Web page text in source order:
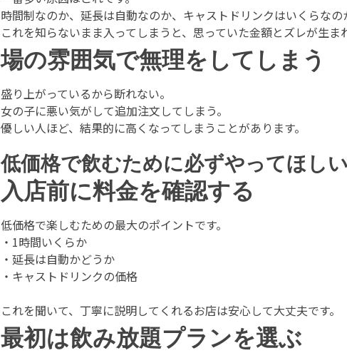
時間制なのか、延長は自動なのか、キャストドリンクはいくらなの
これを知らないまま入ってしまうと、思っていた金額とズレが生ま
場の雰囲気で無理をしてしまう
盛り上がっているから断れない。
女の子に悪い気がして追加注文してしまう。
優しい人ほど、結果的に高くなってしまうことがあります。
低価格で飲むために必ずやってほし
入店前に料金を確認する
低価格で楽しむための最大のポイントです。
・1時間いくらか
・延長は自動かどうか
・キャストドリンクの価格
これを聞いて、丁寧に説明してくれるお店は安心して大丈夫です。
最初は飲み放題プランを選ぶ